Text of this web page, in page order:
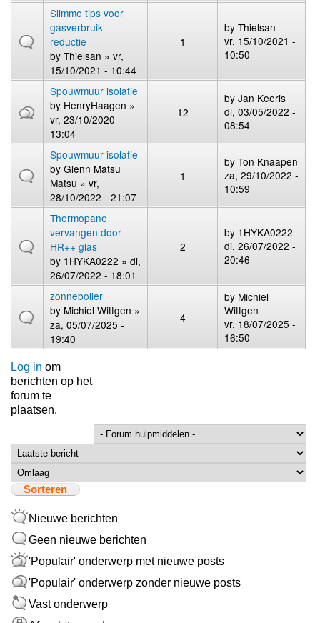
Slimme tips voor
gasverbruik
reductie
by Thielsan » vr,
15/10/2021 - 10:44
1
by Thielsan
vr, 15/10/2021 -
10:50
Spouwmuur isolatie
by HenryHaagen »
vr, 23/10/2020 -
13:04
12
by Jan Keeris
di, 03/05/2022 -
08:54
Spouwmuur isolatie
by Glenn Matsu
Matsu » vr,
28/10/2022 - 21:07
1
by Ton Knaapen
za, 29/10/2022 -
10:59
Thermopane
vervangen door
HR++ glas
by 1HYKA0222 » di,
26/07/2022 - 18:01
2
by 1HYKA0222
di, 26/07/2022 -
20:46
zonneboiler
by Michiel Wittgen »
za, 05/07/2025 -
19:40
4
by Michiel
Wittgen
vr, 18/07/2025 -
16:50
Log in om
berichten op het
forum te
plaatsen.
Sorteer op
Sorteren
Nieuwe berichten
Geen nieuwe berichten
'Populair' onderwerp met nieuwe posts
'Populair' onderwerp zonder nieuwe posts
Vast onderwerp